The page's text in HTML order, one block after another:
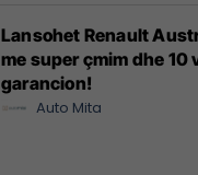
Lansohet Renault
me super çmim dhe 10
garancion!
Auto Mita